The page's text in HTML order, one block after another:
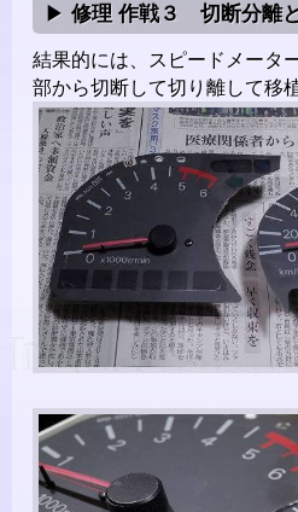
修理 作戦３ 切断分離
結果的には、スピードメータ
部から切断して切り離して移